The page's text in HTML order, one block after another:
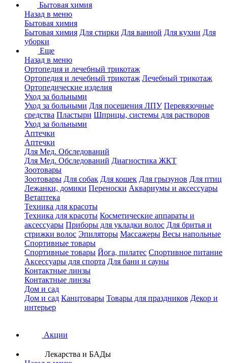
Бытовая химия
Назад в меню
Бытовая химия
Бытовая химия Для стирки Для ванной Для кухни Для
уборки
Еще
Назад в меню
Ортопедия и лечебный трикотаж
Ортопедия и лечебный трикотаж Лечебный трикотаж
Ортопедические изделия
Уход за больными
Уход за больными Для посещения ЛПУ Перевязочные
средства Пластыри Шприцы, системы для растворов
Уход за больными
Аптечки
Аптечки
Для Мед. Обследований
Для Мед. Обследований Диагностика ЖКТ
Зоотовары
Зоотовары Для собак Для кошек Для грызунов Для птиц
Лежанки, домики Переноски Аквариумы и аксессуары
Ветаптека
Техника для красоты
Техника для красоты Косметические аппараты и
аксессуары Приборы для укладки волос Для бритья и
стрижки волос Эпиляторы Массажеры Весы напольные
Спортивные товары
Спортивные товары Йога, пилатес Спортивное питание
Аксессуары для спорта Для бани и сауны
Контактные линзы
Контактные линзы
Дом и сад
Дом и сад Канцтовары Товары для праздников Декор и
интерьер
Акции
Лекарства и БАДы